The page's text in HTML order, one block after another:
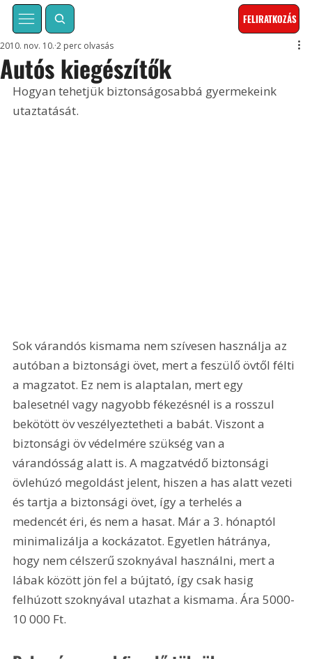
FELIRATKOZÁS
Autós kiegészítők
2010. nov. 10. 2 perc olvasás
Hogyan tehetjük biztonságosabbá gyermekeink
utaztatását.
Sok várandós kismama nem szívesen használja az
autóban a biztonsági övet, mert a feszülő övtől félti
a magzatot. Ez nem is alaptalan, mert egy
balesetnél vagy nagyobb fékezésnél is a rosszul
bekötött öv veszélyeztetheti a babát. Viszont a
biztonsági öv védelmére szükség van a
várandósság alatt is. A magzatvédő biztonsági
övlehúzó megoldást jelent, hiszen a has alatt vezeti
és tartja a biztonsági övet, így a terhelés a
medencét éri, és nem a hasat. Már a 3. hónaptól
minimalizálja a kockázatot. Egyetlen hátránya,
hogy nem célszerű szoknyával használni, mert a
lábak között jön fel a bújtató, így csak hasig
felhúzott szoknyával utazhat a kismama. Ára 5000-
10 000 Ft.